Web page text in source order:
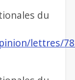
du
lettres/